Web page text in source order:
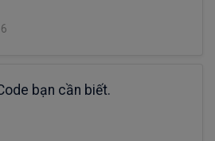
6
bạn cần biết.